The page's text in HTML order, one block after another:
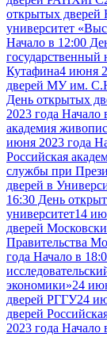
открытых дверей
университет
Начало в 12:00
Кутафина4 июня
дверей МУ им.
День открытых
2023 года Начало
академия
июня 2023 года
Российская
службы при
дверей в
16:30 День
университет14
дверей
Правительства
года Начало в
экономики»24
дверей РГГУ24
дверей
2023 года